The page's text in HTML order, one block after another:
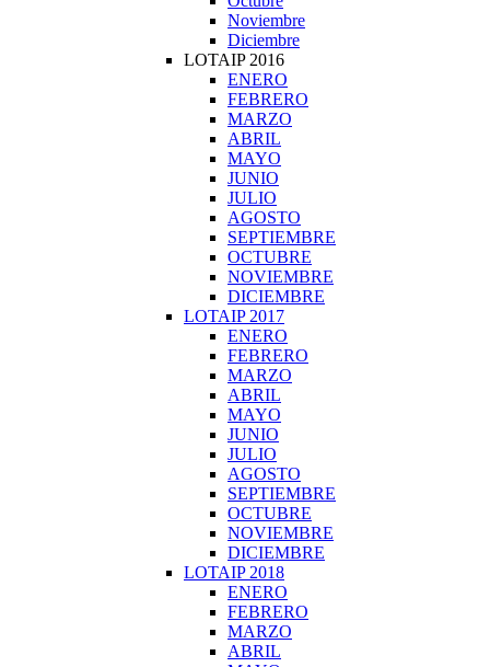
Noviembre
Diciembre
LOTAIP 2016
ENERO
FEBRERO
MARZO
ABRIL
MAYO
JUNIO
JULIO
AGOSTO
SEPTIEMBRE
OCTUBRE
NOVIEMBRE
DICIEMBRE
LOTAIP 2017
ENERO
FEBRERO
MARZO
ABRIL
MAYO
JUNIO
JULIO
AGOSTO
SEPTIEMBRE
OCTUBRE
NOVIEMBRE
DICIEMBRE
LOTAIP 2018
ENERO
FEBRERO
MARZO
ABRIL